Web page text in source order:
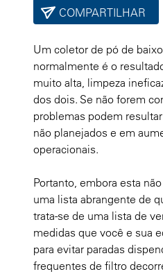
COMPARTILHAR
Um coletor de pó de
normalmente é o
muito alta, limpeza
dos dois. Se não forem
problemas podem
não planejados e em
operacionais.
Portanto, embora esta
uma lista abrangente de
trata-se de uma lista de
medidas que você e sua
para evitar paradas
frequentes de filtro